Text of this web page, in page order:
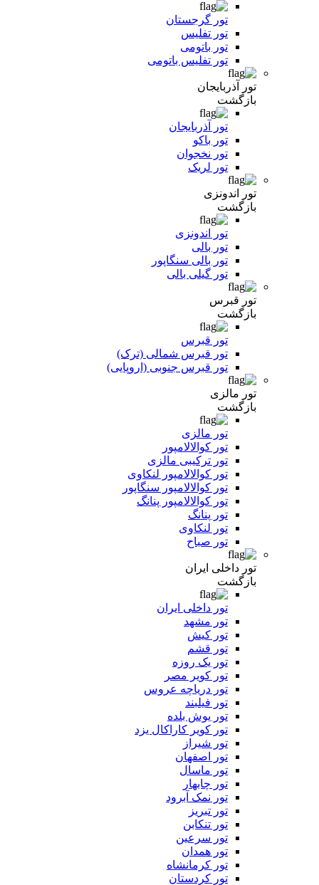
تور گرجستان
تور تفلیس
تور باتومی
تور تفلیس باتومی
تور آذربایجان
بازگشت
تور آذربایجان
تور باکو
تور نخجوان
تور لریک
تور اندونزی
بازگشت
تور اندونزی
تور بالی
تور بالی سنگاپور
تور گیلی بالی
تور قبرس
بازگشت
تور قبرس
تور قبرس شمالی (ترک)
تور قبرس جنوبی (اروپایی)
تور مالزی
بازگشت
تور مالزی
تور کوالالامپور
تور ترکیبی مالزی
تور کوالالامپور لنکاوی
تور کوالالامپور سنگاپور
تور کوالالامپور پنانگ
تور پنانگ
تور لنکاوی
تور صباح
تور داخلی ایران
بازگشت
تور داخلی ایران
تور مشهد
تور کیش
تور قشم
تور یک روزه
تور کویر مصر
تور دریاچه عروس
تور فیلبند
تور یوش بلده
تور کویر کاراکال یزد
تور شیراز
تور اصفهان
تور ماسال
تور چابهار
تور نمک آبرود
تور تبریز
تور تنکابن
تور سرعین
تور همدان
تور کرمانشاه
تور کردستان